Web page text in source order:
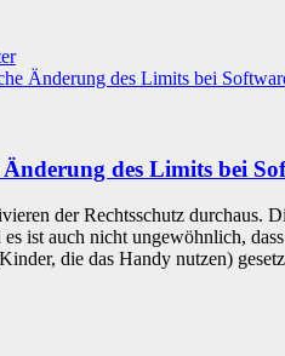
Änderung des Limits bei
des Limits bei
der Rechtsschutz durchaus.
ist auch nicht ungewöhnlich,
die das Handy nutzen)